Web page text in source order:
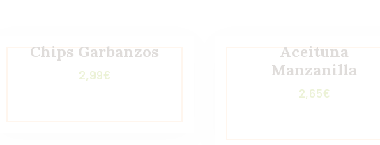
Chips Garbanzos
2,99€
Aceituna
Manzanilla
2,65€